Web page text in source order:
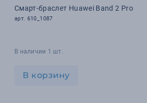
Смарт-браслет Huawei Band 2 Pro
арт. 610_1087
В наличии 1 шт.
В корзину